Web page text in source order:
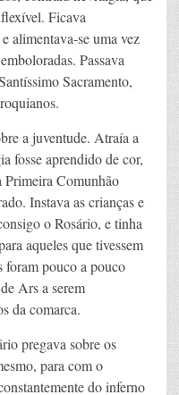
Ficava
alimentava-se uma vez
Passava
Sacramento,
a juventude. Atraía a
fosse aprendido de cor,
Primeira Comunhão
Instava as crianças e
o Rosário, e tinha
aqueles que tivessem
foram pouco a pouco
Ars a serem
da comarca.
pregava sobre os
para com o
do inferno